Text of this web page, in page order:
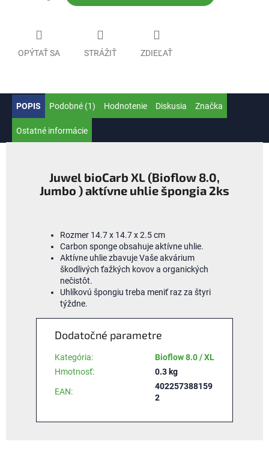
OPÝTAŤ SA STRÁŽIŤ ZDIEĽAŤ
POPIS Podobné (1) Hodnotenie Diskusia Značka
Ostatné informácie
Juwel bioCarb XL (Bioflow 8.0,
Jumbo ) aktívne uhlie špongia 2ks
Rozmer 14.7 x 14.7 x 2.5 cm
Carbon sponge obsahuje aktívne uhlie.
Aktívne uhlie zbavuje Vaše akvárium
škodlivých ťažkých kovov a organických
nečistôt.
Uhlíkovú špongiu treba meniť raz za štyri
týždne.
Dodatočné parametre
Kategória:
Bioflow 8.0 / XL
Hmotnosť: 0.3 kg
EAN:
402257388159
2